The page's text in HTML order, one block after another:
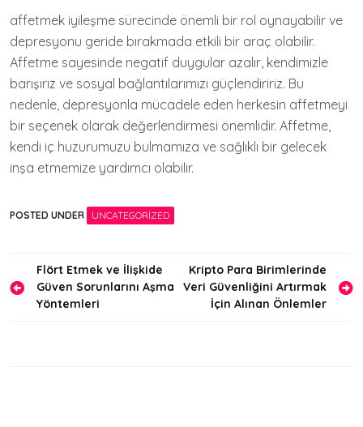
affetmek iyileşme sürecinde önemli bir rol oynayabilir ve
depresyonu geride bırakmada etkili bir araç olabilir.
Affetme sayesinde negatif duygular azalır, kendimizle
barışırız ve sosyal bağlantılarımızı güçlendiririz. Bu
nedenle, depresyonla mücadele eden herkesin affetmeyi
bir seçenek olarak değerlendirmesi önemlidir. Affetme,
kendi iç huzurumuzu bulmamıza ve sağlıklı bir gelecek
inşa etmemize yardımcı olabilir.
POSTED UNDER UNCATEGORIZED
Yazı
gezinmesi
Flört Etmek ve İlişkide
Güven Sorunlarını Aşma
Yöntemleri
Kripto Para Birimlerinde
Veri Güvenliğini Artırmak
İçin Alınan Önlemler